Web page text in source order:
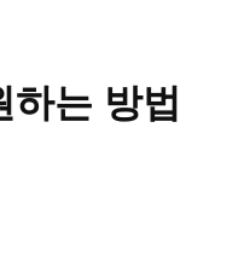
하는 방법